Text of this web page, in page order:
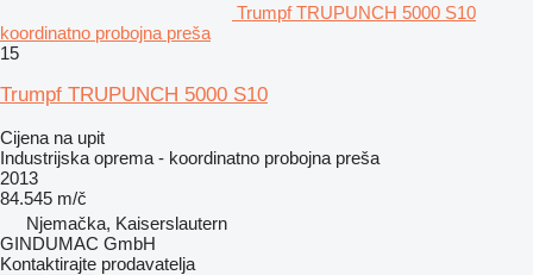
Trumpf TRUPUNCH 5000 S10
koordinatno probojna preša
15
Trumpf TRUPUNCH 5000 S10
Cijena na upit
Industrijska oprema - koordinatno probojna preša
2013
84.545 m/č
Njemačka, Kaiserslautern
GINDUMAC GmbH
Kontaktirajte prodavatelja